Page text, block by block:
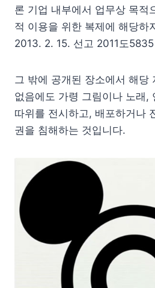
론 기업 내부에서 업무상 목적
적 이용을 위한 복제에 해당하
2013. 2. 15. 선고 2011도
그 밖에 공개된 장소에서 해당
없음에도 가령 그림이나 노래,
따위를 전시하고, 배포하거나
권을 침해하는 것입니다.